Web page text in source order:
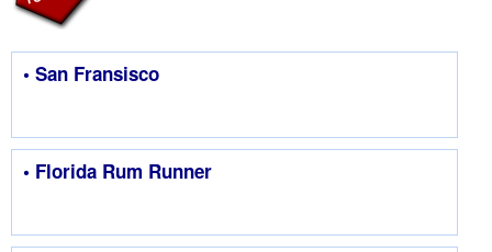
• San Fransisco
• Florida Rum Runner